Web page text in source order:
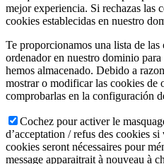
mejor experiencia. Si rechazas las
cookies establecidas en nuestro
Te proporcionamos una lista de las
ordenador en nuestro dominio
hemos almacenado. Debido a
mostrar o modificar las cookies de
comprobarlas en la configuración
Cochez pour activer le
d’acceptation / refus des cookies si
cookies seront nécessaires pour
message apparaitrait à nouveau à